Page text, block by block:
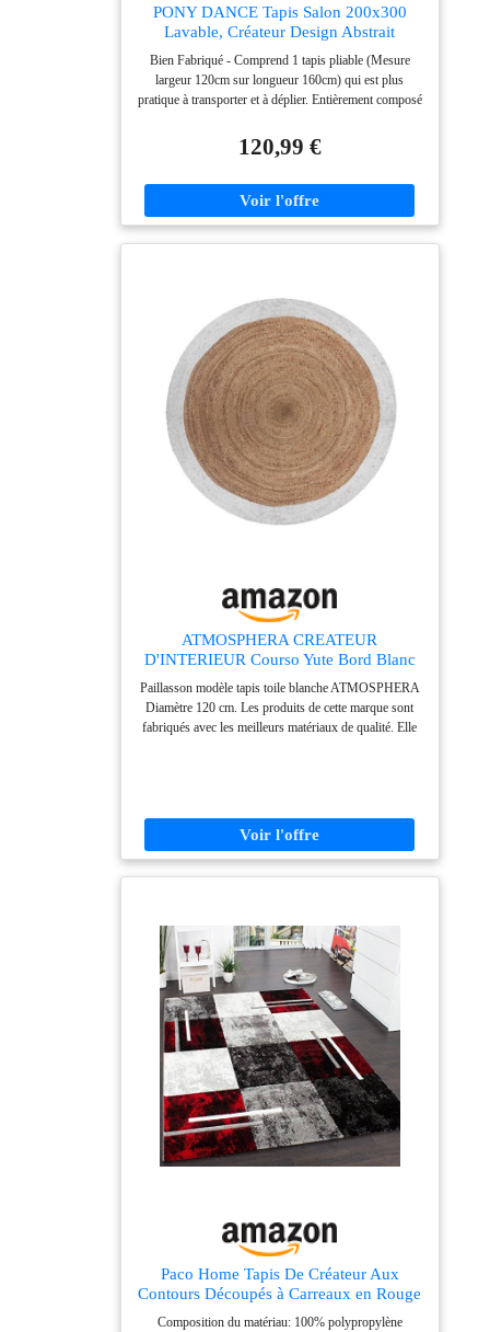
PONY DANCE Tapis Salon 200x300
Lavable, Créateur Design Abstrait
Unique Moderne Poils Courte et Douce,
Grande Taille Decoration pour Maison
Chambre Dressing Bureau, crépuscule
Bien Fabriqué - Comprend 1 tapis pliable (Mesure
largeur 120cm sur longueur 160cm) qui est plus
pratique à transporter et à déplier. Entièrement composé
5mm，n'affectera pas l'ouverture et la fermeture de la
porte. Astuce - Ne vous inquiétez pas des plis au
du poids, et les plis disparaîtront environ une semaine.
Retirer immédiatement: Mouillez un morceau de tissu -
fabriquées à partir de fibres synthétiques durables, qui
sont ultra-douces pour les bébés et les animaux
domestiques et résistent également à la décoloration
pour une utilisation durable. Tapis fonctionnel: Ce tapis
peut être placé près de chevet ou de votre belle
causeuse pour une décoration colorée. Et c'est un bon
choix comme tapis à usage quotidien pour le salon, la
salle à manger, l'entrée, le bureau, le vestiaire, les
commodes... Entretien facile: Lavable en machine.
Utilisez un aspirateur, un balai ou une lingette pour le
nettoyage quotidien afin d'éviter que la poussière et les
miettes ne se déposent dans les fibres. Si vous avez
120,99 €
ATMOSPHERA CREATEUR
D'INTERIEUR Courso Yute Bord Blanc
D120
Paillasson modèle tapis toile blanche ATMOSPHERA
Diamètre 120 cm. Les produits de cette marque sont
fabriqués avec les meilleurs matériaux de qualité. Elle
Paco Home Tapis De Créateur Aux
Contours Découpés à Carreaux en Rouge
Noir, Dimension:200x290 cm
Composition du matériau: 100% polypropylène